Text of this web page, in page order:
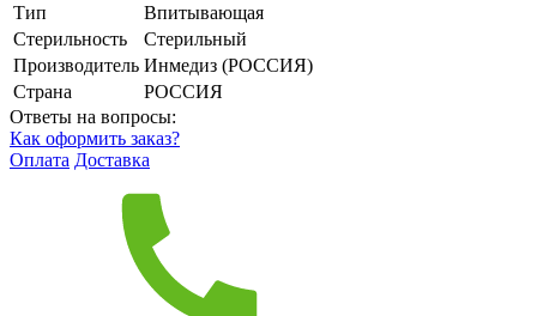
Тип
Впитывающая
Стерильность
Стерильный
Производитель Инмедиз (РОССИЯ)
Страна
РОССИЯ
Ответы на вопросы:
Как оформить заказ?
Оплата Доставка